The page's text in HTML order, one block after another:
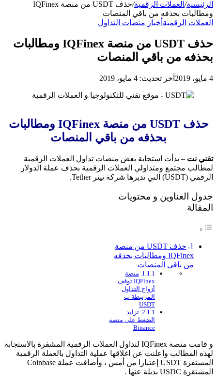
الرئيسية/ العملات الرقمية/
حذف USDT من منصة IQFinex
ومطالبات بحذفه من باقي المنصات
العملات الرقمية أخبار منصات التداول
حذف USDT من منصة IQFinex ومطالبات
بحذفه من باقي المنصات
4 مايو، 2019 آخر تحديث: 4 مايو، 2019
حذف USDT من منصة IQFinex ومطالبات
بحذفه من باقي المنصات
تقني نت – بدأت استجابة بعض منصات تداول العملات الرقمية
لمطالب مجتمع ومتداولي العملات الرقمية بحذف عملة الدولار
الرقمي (USDT) التي تديرها شركة تيثر Tether.
جدول العناوين و محتويات
المقالة
حذف USDT من منصة
IQFinex ومطالبات بحذفه
من باقي المنصات
منصة
IQFinex توقف
أزواج التداول
المرتبطة ب
USDT
تزايد
الضغط على منصة
Binance
و قامت منصة IQFinex لتداول العملات الرقمية المشفرة بالاستجابة
لهذه المطالب واعلنت عن اغلاقها عملية التداول بالعملة الرقمية
المستقرة USDT إعتبارا من أمس ، وأضافت عملة Coinbase
المستقرة USDC بديلة عنها .